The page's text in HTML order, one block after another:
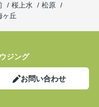
桜上水
松原
ヶ丘
ジング
お問い合わせ